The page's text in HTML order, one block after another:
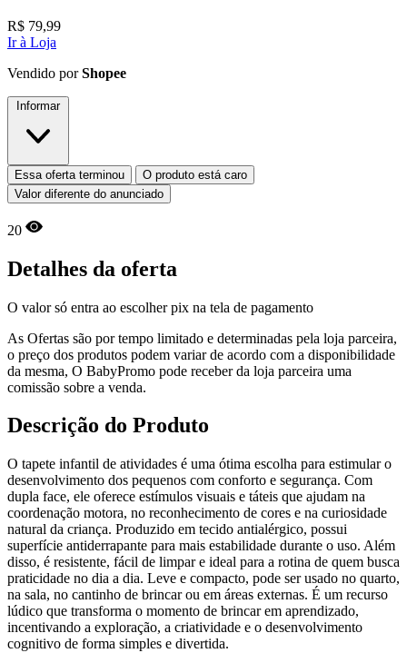
R$ 79,99
Ir à Loja
Vendido porShopee
Informar
Essa oferta terminou
O produto está caro
Valor diferente do anunciado
20
Detalhes da oferta
O valor só entra ao escolher pix na tela de pagamento
As Ofertas são por tempo limitado e determinadas pela loja parceira,
o preço dos produtos podem variar de acordo com a disponibilidade
da mesma, O BabyPromo pode receber da loja parceira uma
comissão sobre a venda.
Descrição do Produto
O tapete infantil de atividades é uma ótima escolha para estimular o
desenvolvimento dos pequenos com conforto e segurança. Com
dupla face, ele oferece estímulos visuais e táteis que ajudam na
coordenação motora, no reconhecimento de cores e na curiosidade
natural da criança. Produzido em tecido antialérgico, possui
superfície antiderrapante para mais estabilidade durante o uso. Além
disso, é resistente, fácil de limpar e ideal para a rotina de quem busca
praticidade no dia a dia. Leve e compacto, pode ser usado no quarto,
na sala, no cantinho de brincar ou em áreas externas. É um recurso
lúdico que transforma o momento de brincar em aprendizado,
incentivando a exploração, a criatividade e o desenvolvimento
cognitivo de forma simples e divertida.